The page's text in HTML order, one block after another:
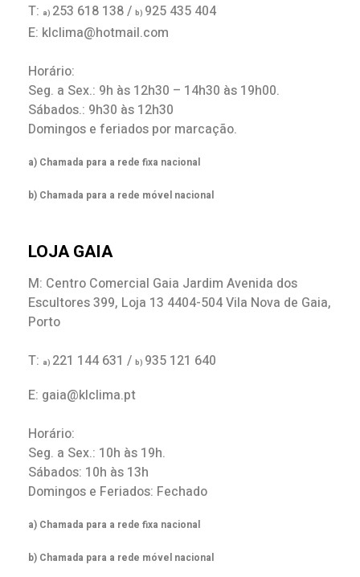
T: a) 253 618 138 / b) 925 435 404
E: klclima@hotmail.com
Horário:
Seg. a Sex.: 9h às 12h30 – 14h30 às 19h00.
Sábados.: 9h30 às 12h30
Domingos e feriados por marcação.
a) Chamada para a rede fixa nacional
b) Chamada para a rede móvel nacional
LOJA GAIA
M: Centro Comercial Gaia Jardim Avenida dos
Escultores 399, Loja 13 4404-504 Vila Nova de Gaia,
Porto
T: a) 221 144 631 / b) 935 121 640
E: gaia@klclima.pt
Horário:
Seg. a Sex.: 10h às 19h.
Sábados: 10h às 13h
Domingos e Feriados: Fechado
a) Chamada para a rede fixa nacional
b) Chamada para a rede móvel nacional